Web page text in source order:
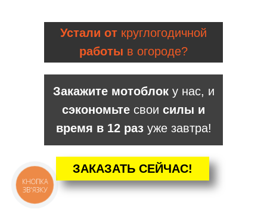
ЗАКАЗАТЬ СЕЙЧАС!
Закажите мотоблоку нас, и
сэкономьте свои силы и
время в 12 разуже завтра!
Устали от круглогодичной
работы в огороде?
КАТАЛОГ
КНОПКА
ЗВ'ЯЗКУ